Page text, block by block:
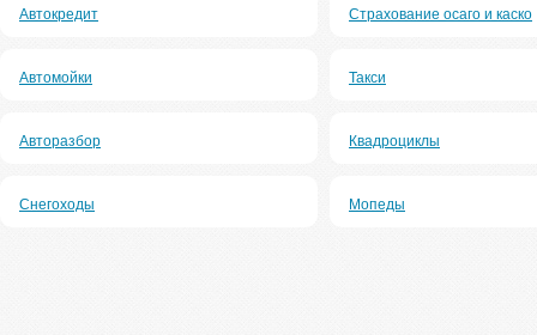
Автокредит Страхование осаго и каско
Автомойки Такси
Авторазбор Квадроциклы
Снегоходы Мопеды